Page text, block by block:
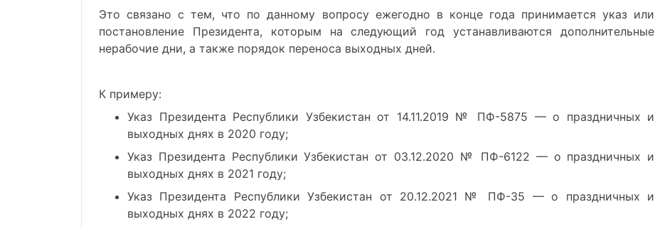
Это связано с тем, что по данному вопросу ежегодно в конце года принимается указ или
постановление Президента, которым на следующий год устанавливаются дополнительные
нерабочие дни, а также порядок переноса выходных дней.
К примеру:
Указ Президента Республики Узбекистан от 14.11.2019 № ПФ-5875 — о праздничных и
выходных днях в 2020 году;
Указ Президента Республики Узбекистан от 03.12.2020 № ПФ-6122 — о праздничных и
выходных днях в 2021 году;
Указ Президента Республики Узбекистан от 20.12.2021 № ПФ-35 — о праздничных и
выходных днях в 2022 году;